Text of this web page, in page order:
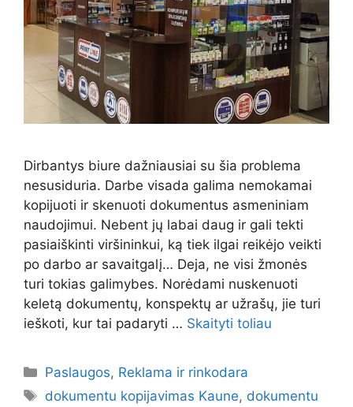
Dirbantys biure dažniausiai su šia problema
nesusiduria. Darbe visada galima nemokamai
kopijuoti ir skenuoti dokumentus asmeniniam
naudojimui. Nebent jų labai daug ir gali tekti
pasiaiškinti viršininkui, ką tiek ilgai reikėjo veikti
po darbo ar savaitgalį… Deja, ne visi žmonės
turi tokias galimybes. Norėdami nuskenuoti
keletą dokumentų, konspektų ar užrašų, jie turi
ieškoti, kur tai padaryti … Skaityti toliau
Kategorijos
Paslaugos, Reklama ir rinkodara
Žymos
dokumentu kopijavimas Kaune, dokumentu